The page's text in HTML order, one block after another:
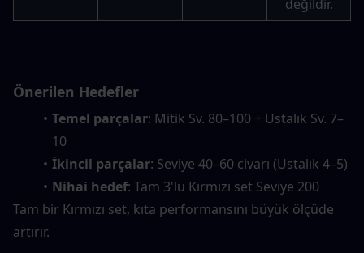
değildir.
Önerilen Hedefler
Temel parçalar: Mitik Sv. 80–100 + Ustalık Sv. 7–
10
İkincil parçalar: Seviye 40–60 civarı (Ustalık 4–5)
Nihai hedef: Tam 3'lü Kırmızı set Seviye 200
Tam bir Kırmızı set, kıta performansını büyük ölçüde
artırır.